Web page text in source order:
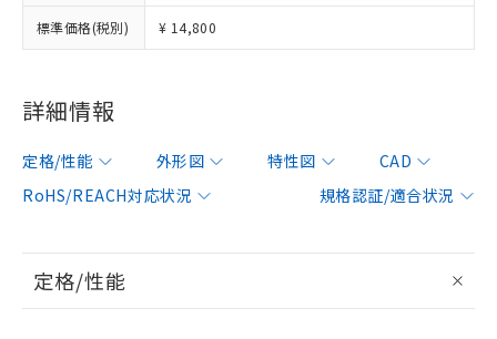
標準価格(税別) ¥ 14,800
詳細情報
定格/性能 外形図 特性図
CAD
RoHS/REACH対応状況
規格認証/適合状況
定格/性能